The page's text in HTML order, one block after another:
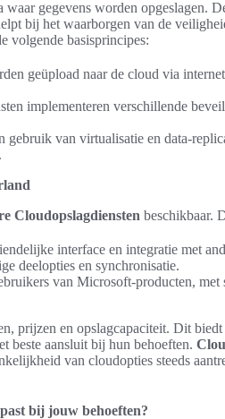
waar gegevens worden opgeslagen.
bij het waarborgen van de
volgende basisprincipes:
geüpload naar de cloud via
implementeren verschillende
gebruik van virtualisatie en data-
Cloudopslagdiensten beschikbaar.
interface en integratie met
deelopties en synchronisatie.
van Microsoft-producten, met
prijzen en opslagcapaciteit. Dit
beste aansluit bij hun behoeften.
van cloudopties steeds
bij jouw behoeften?